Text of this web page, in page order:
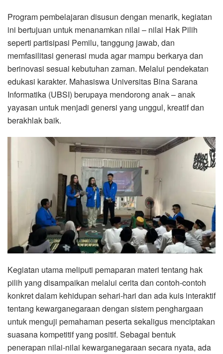
Program pembelajaran disusun dengan menarik, kegiatan
ini bertujuan untuk menanamkan nilai – nilai Hak Pilih
seperti partisipasi Pemilu, tanggung jawab, dan
memfasilitasi generasi muda agar mampu berkarya dan
berinovasi sesuai kebutuhan zaman. Melalui pendekatan
edukasi karakter. Mahasiswa Universitas Bina Sarana
Informatika (UBSI) berupaya mendorong anak – anak
yayasan untuk menjadi genersi yang unggul, kreatif dan
berakhlak baik.
Kegiatan utama meliputi pemaparan materi tentang hak
pilih yang disampaikan melalui cerita dan contoh-contoh
konkret dalam kehidupan sehari-hari dan ada kuis interaktif
tentang kewarganegaraan dengan sistem penghargaan
untuk menguji pemahaman peserta sekaligus menciptakan
suasana kompetitif yang positif. Sebagai bentuk
penerapan nilai-nilai kewarganegaraan secara nyata, ada